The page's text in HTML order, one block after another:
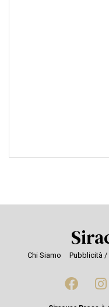
Chi Siamo Pubblicità /